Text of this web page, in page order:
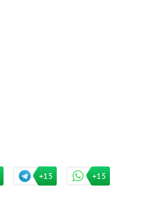
+15 +15